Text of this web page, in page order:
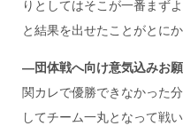
りとしてはそこが一番まず
と結果を出せたことがとに
―団体戦へ向け意気込みお
関カレで優勝できなかった
してチーム一丸となって戦